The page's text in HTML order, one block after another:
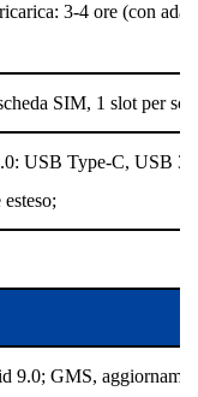
3-4 ore (con
SIM, 1 slot per
USB Type-C, USB
9.0; GMS,